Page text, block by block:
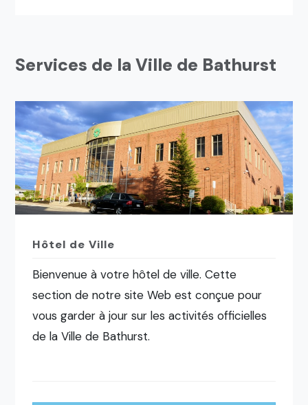
Services de la Ville de Bathurst
Hôtel de Ville
Bienvenue à votre hôtel de ville. Cette
section de notre site Web est conçue pour
vous garder à jour sur les activités officielles
de la Ville de Bathurst.